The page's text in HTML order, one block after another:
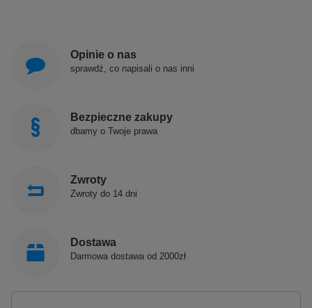
Opinie o nas
sprawdź, co napisali o nas inni
Bezpieczne zakupy
dbamy o Twoje prawa
Zwroty
Zwroty do 14 dni
Dostawa
Darmowa dostawa od 2000zł